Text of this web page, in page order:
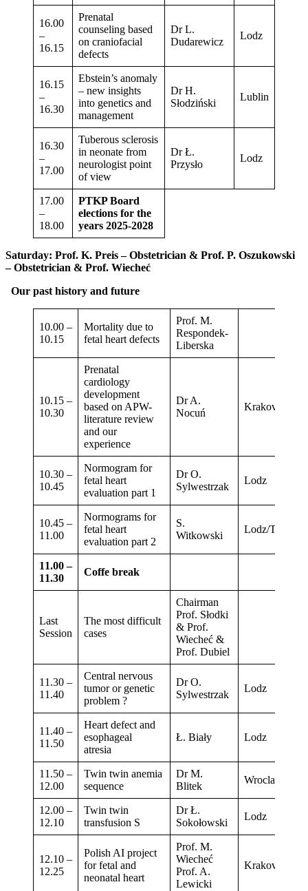
16.00
–
16.15
Prenatal
counseling based
on craniofacial
defects
Dr L.
Dudarewicz
Lodz
16.15
–
16.30
Ebstein’s anomaly
– new insights
into genetics and
management
Dr H.
Słodziński
Lublin
16.30
–
17.00
Tuberous sclerosis
in neonate from
neurologist point
of view
Dr Ł.
Przysło
Lodz
17.00
–
18.00
PTKP Board
elections for the
years 2025-2028
Saturday: Prof. K. Preis – Obstetrician & Prof. P. Oszukowski
– Obstetrician & Prof. Wiecheć
Our past history and future
10.00 –
10.15
Mortality due to
fetal heart defects
Prof. M.
Respondek-
Liberska
10.15 –
10.30
Prenatal
cardiology
development
based on APW-
literature review
and our
experience
Dr A.
Nocuń
Krakov
10.30 –
10.45
Normogram for
fetal heart
evaluation part 1
Dr O.
Sylwestrzak
Lodz
10.45 –
11.00
Normograms for
fetal heart
evaluation part 2
S.
Witkowski
Lodz/Torun
11.00 –
11.30
Coffe break
Last
Session
The most difficult
cases
Chairman
Prof. Słodki
& Prof.
Wiecheć &
Prof. Dubiel
11.30 –
11.40
Central nervous
tumor or genetic
problem ?
Dr O.
Sylwestrzak
Lodz
11.40 –
11.50
Heart defect and
esophageal
atresia
Ł. Biały Lodz
11.50 –
12.00
Twin twin anemia
sequence
Dr M.
Blitek
Wroclaw
12.00 –
12.10
Twin twin
transfusion S
Dr Ł.
Sokołowski
Lodz
12.10 –
12.25
Polish AI project
for fetal and
neonatal heart
Prof. M.
Wiecheć
Prof. A.
Lewicki
Krakov